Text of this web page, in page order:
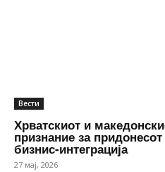
Вести
Хрватскиот и
признание за
бизнис-интеграција
27 мај, 2026